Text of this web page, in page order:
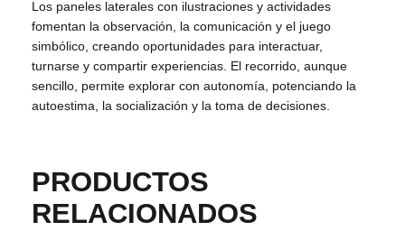
Los paneles laterales con ilustraciones y actividades
fomentan la observación, la comunicación y el juego
simbólico, creando oportunidades para interactuar,
turnarse y compartir experiencias. El recorrido, aunque
sencillo, permite explorar con autonomía, potenciando la
autoestima, la socialización y la toma de decisiones.
PRODUCTOS
RELACIONADOS